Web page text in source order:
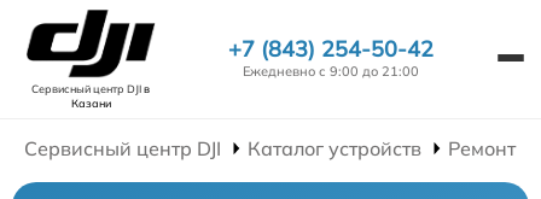
Сервисный центр DJIв
Казани
+7 (843) 254-50-42
Ежедневно с 9:00 до 21:00
Сервисный центр DJI Каталог устройств Ремонт